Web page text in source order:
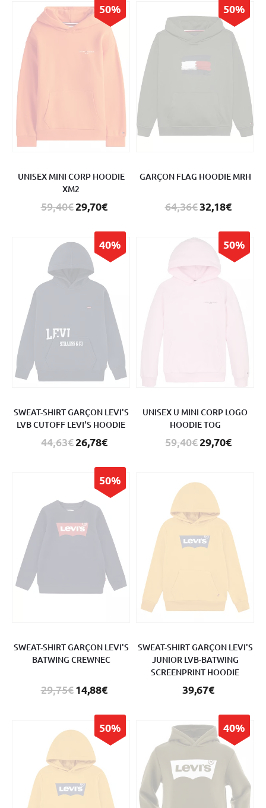
50%
UNISEX MINI CORP HOODIE
XM2
59,40€29,70€
50%
GARÇON FLAG HOODIE MRH
64,36€32,18€
40%
SWEAT-SHIRT GARÇON LEVI'S
LVB CUTOFF LEVI'S HOODIE
44,63€26,78€
50%
UNISEX U MINI CORP LOGO
HOODIE TOG
59,40€29,70€
50%
SWEAT-SHIRT GARÇON LEVI'S
BATWING CREWNEC
29,75€14,88€
SWEAT-SHIRT GARÇON LEVI'S
JUNIOR LVB-BATWING
SCREENPRINT HOODIE
39,67€
50% 40%